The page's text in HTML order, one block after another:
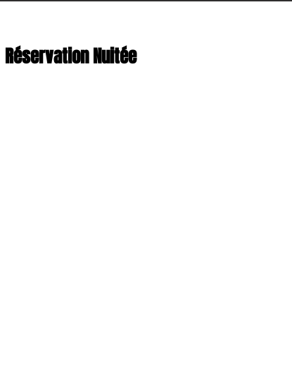
Réservation Nuitée